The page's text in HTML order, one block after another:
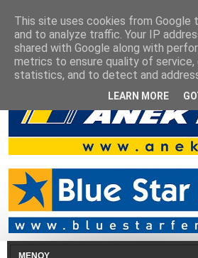
This site uses cookies from Google
and to analyze traffic. Your IP
shared with Google along with
metrics to ensure quality of service,
statistics, and to detect and
LEARN MORE